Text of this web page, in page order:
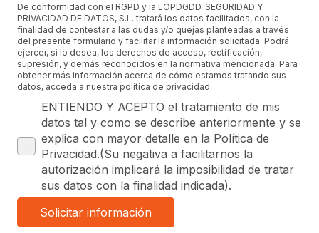
De conformidad con el RGPD y la LOPDGDD, SEGURIDAD Y
PRIVACIDAD DE DATOS, S.L. tratará los datos facilitados, con la
finalidad de contestar a las dudas y/o quejas planteadas a través
del presente formulario y facilitar la información solicitada. Podrá
ejercer, si lo desea, los derechos de acceso, rectificación,
supresión, y demás reconocidos en la normativa mencionada. Para
obtener más información acerca de cómo estamos tratando sus
datos, acceda a nuestra política de privacidad.
ENTIENDO Y ACEPTO el tratamiento de mis
datos tal y como se describe anteriormente y se
explica con mayor detalle en la Política de
Privacidad.(Su negativa a facilitarnos la
autorización implicará la imposibilidad de tratar
sus datos con la finalidad indicada).